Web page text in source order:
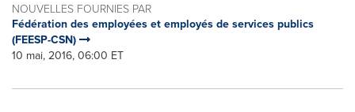
NOUVELLES FOURNIES PAR
Fédération des employées et employés de services publics
(FEESP-CSN)
10 mai, 2016, 06:00 ET